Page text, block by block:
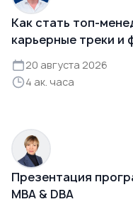
Как стать топ-
карьерные треки и
20 августа 2026
4 ак. часа
Презентация
MBA & DBA